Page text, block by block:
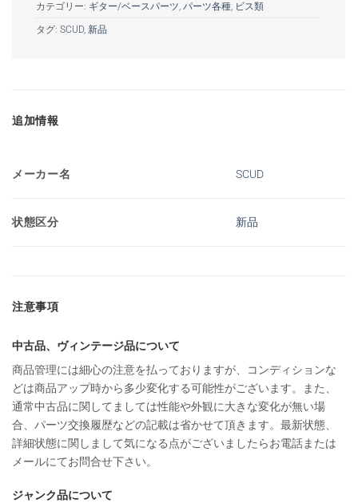
カテゴリー: ギター/ベースパーツ, パーツ各種, ビス類
タグ: SCUD, 新品
追加情報
メーカー名 SCUD
状態区分 新品
注意事項
中古品、ヴィンテージ品について
商品管理には細心の注意を払っておりますが、コンディションな
どは商品アップ時から多少変化する可能性がございます。また、
通常中古品に関してましては性能や外観に大きな変化が無い場
合、パーツ交換履歴などの記載は省かせて頂きます。最新状態、
詳細状態に関しまして気になる点がございましたらお電話または
メールにてお問合せ下さい。
ジャンク品について